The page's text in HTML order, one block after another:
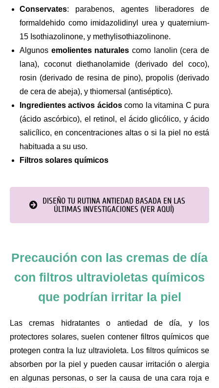
Conservates: parabenos, agentes liberadores de
formaldehido como imidazolidinyl urea y quaternium-
15 Isothiazolinone, y methylisothiazolinone.
Algunos emolientes naturales como lanolin (cera de
lana), coconut diethanolamide (derivado del coco),
rosin (derivado de resina de pino), propolis (derivado
de cera de abeja), y thiomersal (antiséptico).
Ingredientes activos ácidoscomo la vitamina C pura
(ácido ascórbico), el retinol, el ácido glicólico, y ácido
salicílico, en concentraciones altas o si la piel no está
habituada a su uso.
Filtros solares químicos
DISEÑO TU RUTINA ANTIEDAD BASADA EN LAS
ÚLTIMAS INVESTIGACIONES (VER AQUÍ)
Precaución con las cremas de día
con filtros ultravioletas químicos
que podrían irritar la piel
Las cremas hidratantes o antiedad de día, y los
protectores solares, suelen contener filtros químicos que
protegen contra la luz ultravioleta. Los filtros químicos se
absorben por la piel y pueden causar irritación o alergia
en algunas personas, o ser la causa de una cara roja e